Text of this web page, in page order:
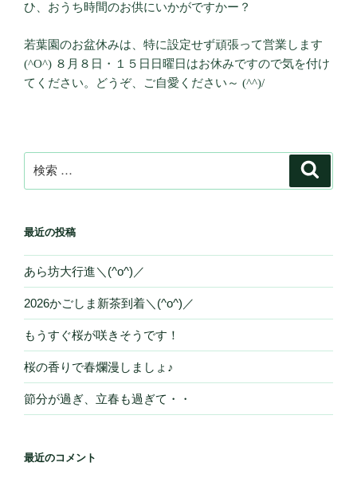
ひ、おうち時間のお供にいかがですかー？
若葉園のお盆休みは、特に設定せず頑張って営業します
(^O^) ８月８日・１５日日曜日はお休みですので気を付け
てください。どうぞ、ご自愛ください～ (^^)/
検
索:
最近の投稿
あら坊大行進＼(^o^)／
2026かごしま新茶到着＼(^o^)／
もうすぐ桜が咲きそうです！
桜の香りで春爛漫しましょ♪
節分が過ぎ、立春も過ぎて・・
最近のコメント